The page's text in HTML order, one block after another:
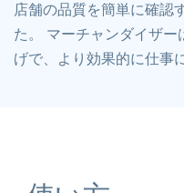
店舗の品質を簡単に確認
た。 マーチャンダイザ
げで、より効果的に仕事